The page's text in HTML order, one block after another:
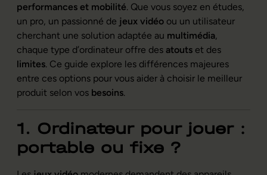
performances et mobilité. Que vous soyez en études,
un pro, un passionné de jeux vidéo ou un utilisateur
cherchant une solution adaptée au multimédia,
chaque type d’ordinateur offre des atouts et des
limites. Ce guide explore les différences majeures
entre ces options pour vous aider à choisir le meilleur
produit selon vos besoins.
1. Ordinateur pour jouer :
portable ou fixe ?